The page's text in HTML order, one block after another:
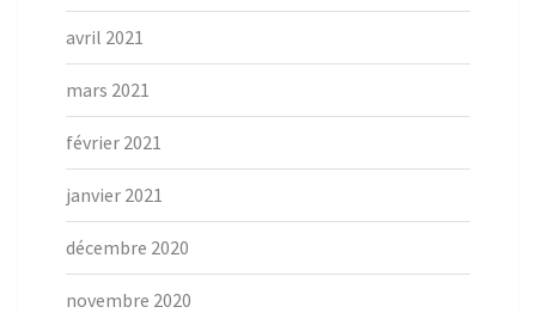
avril 2021
mars 2021
février 2021
janvier 2021
décembre 2020
novembre 2020